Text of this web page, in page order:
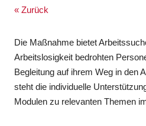
« Zurück
Die Maßnahme bietet
Arbeitslosigkeit bedrohten
Begleitung auf ihrem Weg in den
steht die individuelle
Modulen zu relevanten Themen